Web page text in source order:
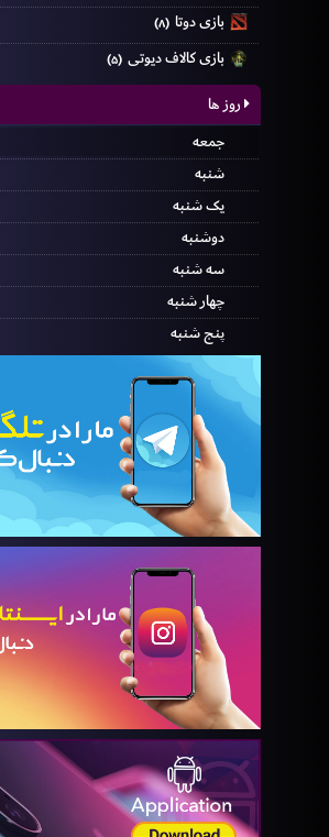
بازی دوتا (۸)
بازی کالاف دیوتی (۵)
روز ها
جمعه
شنبه
یک شنبه
دوشنبه
سه شنبه
چهار شنبه
پنج شنبه